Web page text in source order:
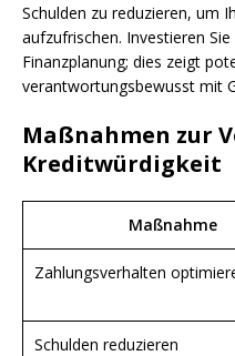
Schulden zu reduzieren, um
aufzufrischen. Investieren
Finanzplanung; dies zeigt
verantwortungsbewusst mit
Maßnahmen zur
Kreditwürdigkeit
Maßnahme
Zahlungsverhalten
Schulden reduzieren